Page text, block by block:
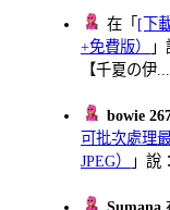
在「 [下
+免費版）
【千夏の伊...
bowie
可批次處理
JPEG）
」說